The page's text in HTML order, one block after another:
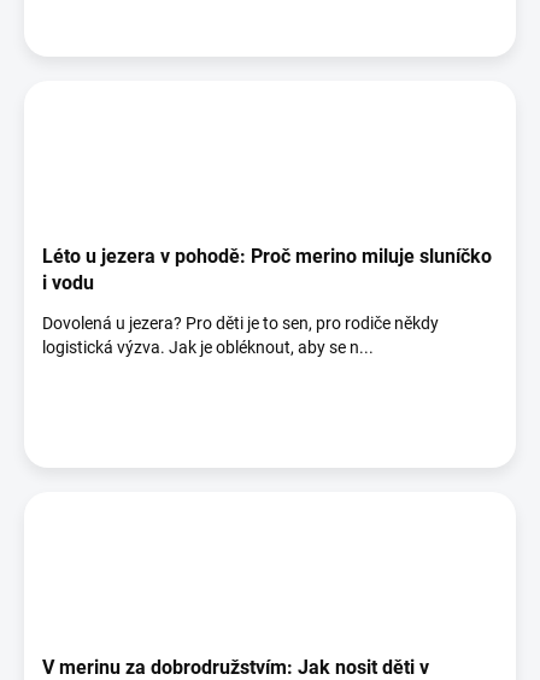
Léto u jezera v pohodě: Proč merino miluje sluníčko
i vodu
Dovolená u jezera? Pro děti je to sen, pro rodiče někdy
logistická výzva. Jak je obléknout, aby se n...
V merinu za dobrodružstvím: Jak nosit děti v